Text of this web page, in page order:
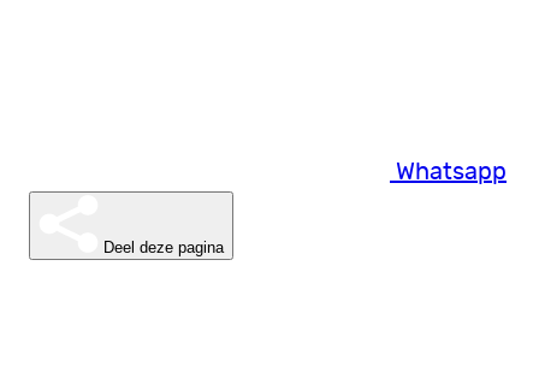
Whatsapp
Deel deze pagina